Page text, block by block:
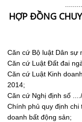
HỢP ĐỒNG
Căn cứ Bộ luật Dân sự
Căn cứ Luật Đất đai
Căn cứ Luật Kinh
2014;
Căn cứ Nghị định số
Chính phủ quy định chi
doanh bất động sản;